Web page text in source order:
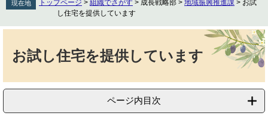
頭
飛
へ
現在地 トップページ > 組織でさがす > 成長戦略部 > 地域振興推進課 > お試
し住宅を提供しています
お試し住宅を提供しています
ページ内目次